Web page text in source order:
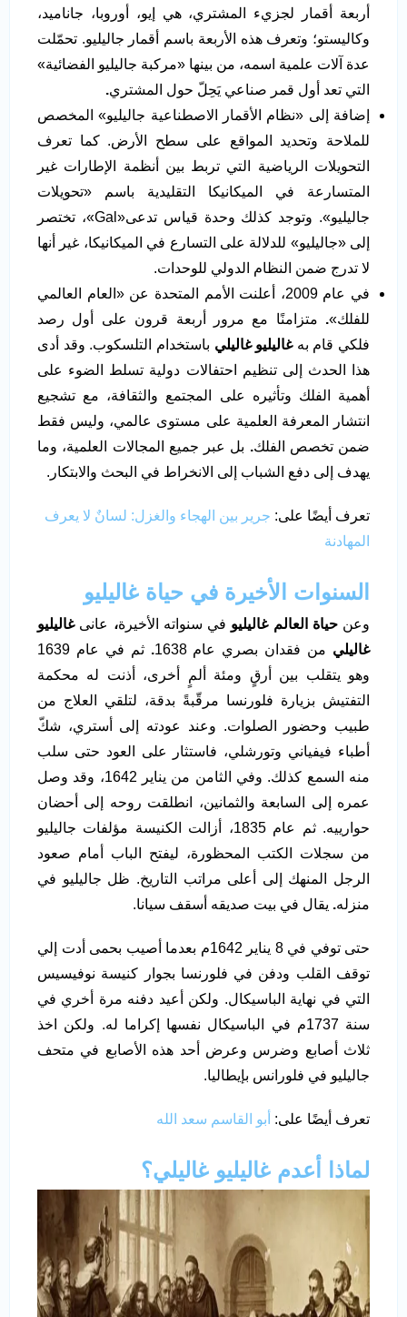
أربعة أقمار لجزيء المشتري، هي إيو، أوروبا، جاناميد،
وكاليستو؛ وتعرف هذه الأربعة باسم أقمار جاليليو. تحمّلت
عدة آلات علمية اسمه، من بينها «مركبة جاليليو الفضائية»
التي تعد أول قمر صناعي يَحِلّ حول المشتري.
إضافة إلى «نظام الأقمار الاصطناعية جاليليو» المخصص
للملاحة وتحديد المواقع على سطح الأرض. كما تعرف
التحويلات الرياضية التي تربط بين أنظمة الإطارات غير
المتسارعة في الميكانيكا التقليدية باسم «تحويلات
جاليليو». وتوجد كذلك وحدة قياس تدعى«Gal»، تختصر
إلى «جاليليو» للدلالة على التسارع في الميكانيكا، غير أنها
لا تدرج ضمن النظام الدولي للوحدات.
في عام 2009، أعلنت الأمم المتحدة عن «العام العالمي
للفلك». متزامنًا مع مرور أربعة قرون على أول رصد
فلكي قام بهغاليليو غاليلي باستخدام التلسكوب. وقد أدى
هذا الحدث إلى تنظيم احتفالات دولية تسلط الضوء على
أهمية الفلك وتأثيره على المجتمع والثقافة، مع تشجيع
انتشار المعرفة العلمية على مستوى عالمي، وليس فقط
ضمن تخصص الفلك. بل عبر جميع المجالات العلمية، وما
يهدف إلى دفع الشباب إلى الانخراط في البحث والابتكار.
تعرف أيضًا على: جرير بين الهجاء والغزل: لسانٌ لا يعرف
المهادنة
السنوات الأخيرة في حياة غاليليو
وعنحياة العالم غاليليو في سنواته الأخيرة، عانىغاليليو
غاليلي من فقدان بصري عام 1638 .
ثم في عام 1639
وهو يتقلب بين أرقٍ ومئة ألمٍ أخرى، أذنت له محكمة
التفتيش بزيارة فلورنسا مرقّبةً بدقة، لتلقي العلاج من
طبيب وحضور الصلوات. وعند عودته إلى أستري، شكّ
أطباء فيفياني وتورشلي، فاستثار على العود حتى سلب
منه السمع كذلك. وفي الثامن من يناير 1642، وقد وصل
عمره إلى السابعة والثمانين، انطلقت روحه إلى أحضان
حوارييه. ثم عام 1835، أزالت الكنيسة مؤلفات جاليليو
من سجلات الكتب المحظورة، ليفتح الباب أمام صعود
الرجل المنهك إلى أعلى مراتب التاريخ. ظل جاليليو في
منزله. يقال في بيت صديقه أسقف سيانا.
حتى توفي في 8 يناير 1642م بعدما أصيب بحمى أدت إلي
توقف القلب ودفن في فلورنسا بجوار كنيسة نوفيسيس
التي في نهاية الباسيكال. ولكن أعيد دفنه مرة أخري في
سنة 1737م في الباسيكال نفسها إكراما له. ولكن اخذ
ثلاث أصابع وضرس وعرض أحد هذه الأصابع في متحف
جاليليو في فلورانس بإيطاليا.
تعرف أيضًا على: أبو القاسم سعد الله
لماذا أعدم غاليليو غاليلي؟